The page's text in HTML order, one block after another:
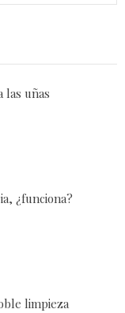
las uñas
¿funciona?
limpieza